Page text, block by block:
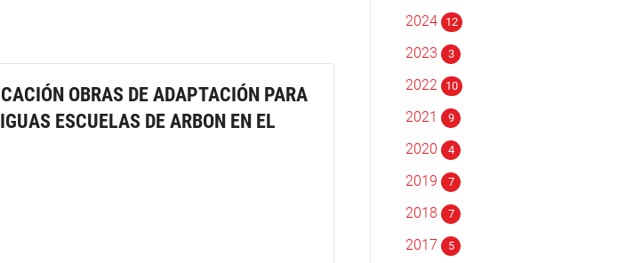
OBRAS DE ADAPTACIÓN PARA
ESCUELAS DE ARBON EN EL
2024 12
2023 3
2022 10
2021 9
2020 4
2019 7
2018 7
2017 5